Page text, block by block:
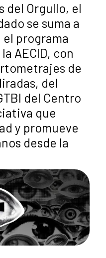
del Orgullo, el
se suma a
programa
AECID, con
de
del
del Centro
que
y promueve
desde la